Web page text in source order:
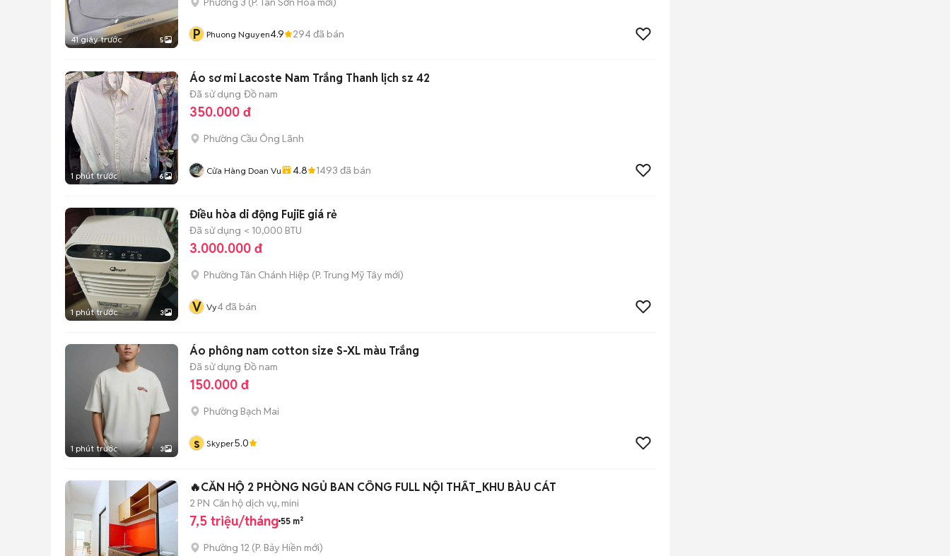
41 giây trước 5 P Phuong Nguyen4.9 294đã bán
1 phút trước 6
Áo sơ mi Lacoste Nam Trắng Thanh lịch sz 42
Đã sử dụng Đồ nam
350.000 đ
Phường Cầu Ông Lãnh
Cửa Hàng Doan Vu 4.8 1493 đã bán
1 phút trước 3
Điều hòa di động FujiE giá rẻ
Đã sử dụng < 10,000 BTU
3.000.000 đ
Phường Tân Chánh Hiệp (P. Trung Mỹ Tây mới)
V Vy4đã bán
1 phút trước 3
Áo phông nam cotton size S-XL màu Trắng
Đã sử dụng Đồ nam
150.000 đ
Phường Bạch Mai
s Skyper5.0
🔥CĂN HỘ 2 PHÒNG NGỦ BAN CÔNG FULL NỘI THẤT_KHU BÀU CÁT
2 PN Căn hộ dịch vụ, mini
7,5 triệu/tháng 55 m²
Phường 12 (P. Bảy Hiền mới)